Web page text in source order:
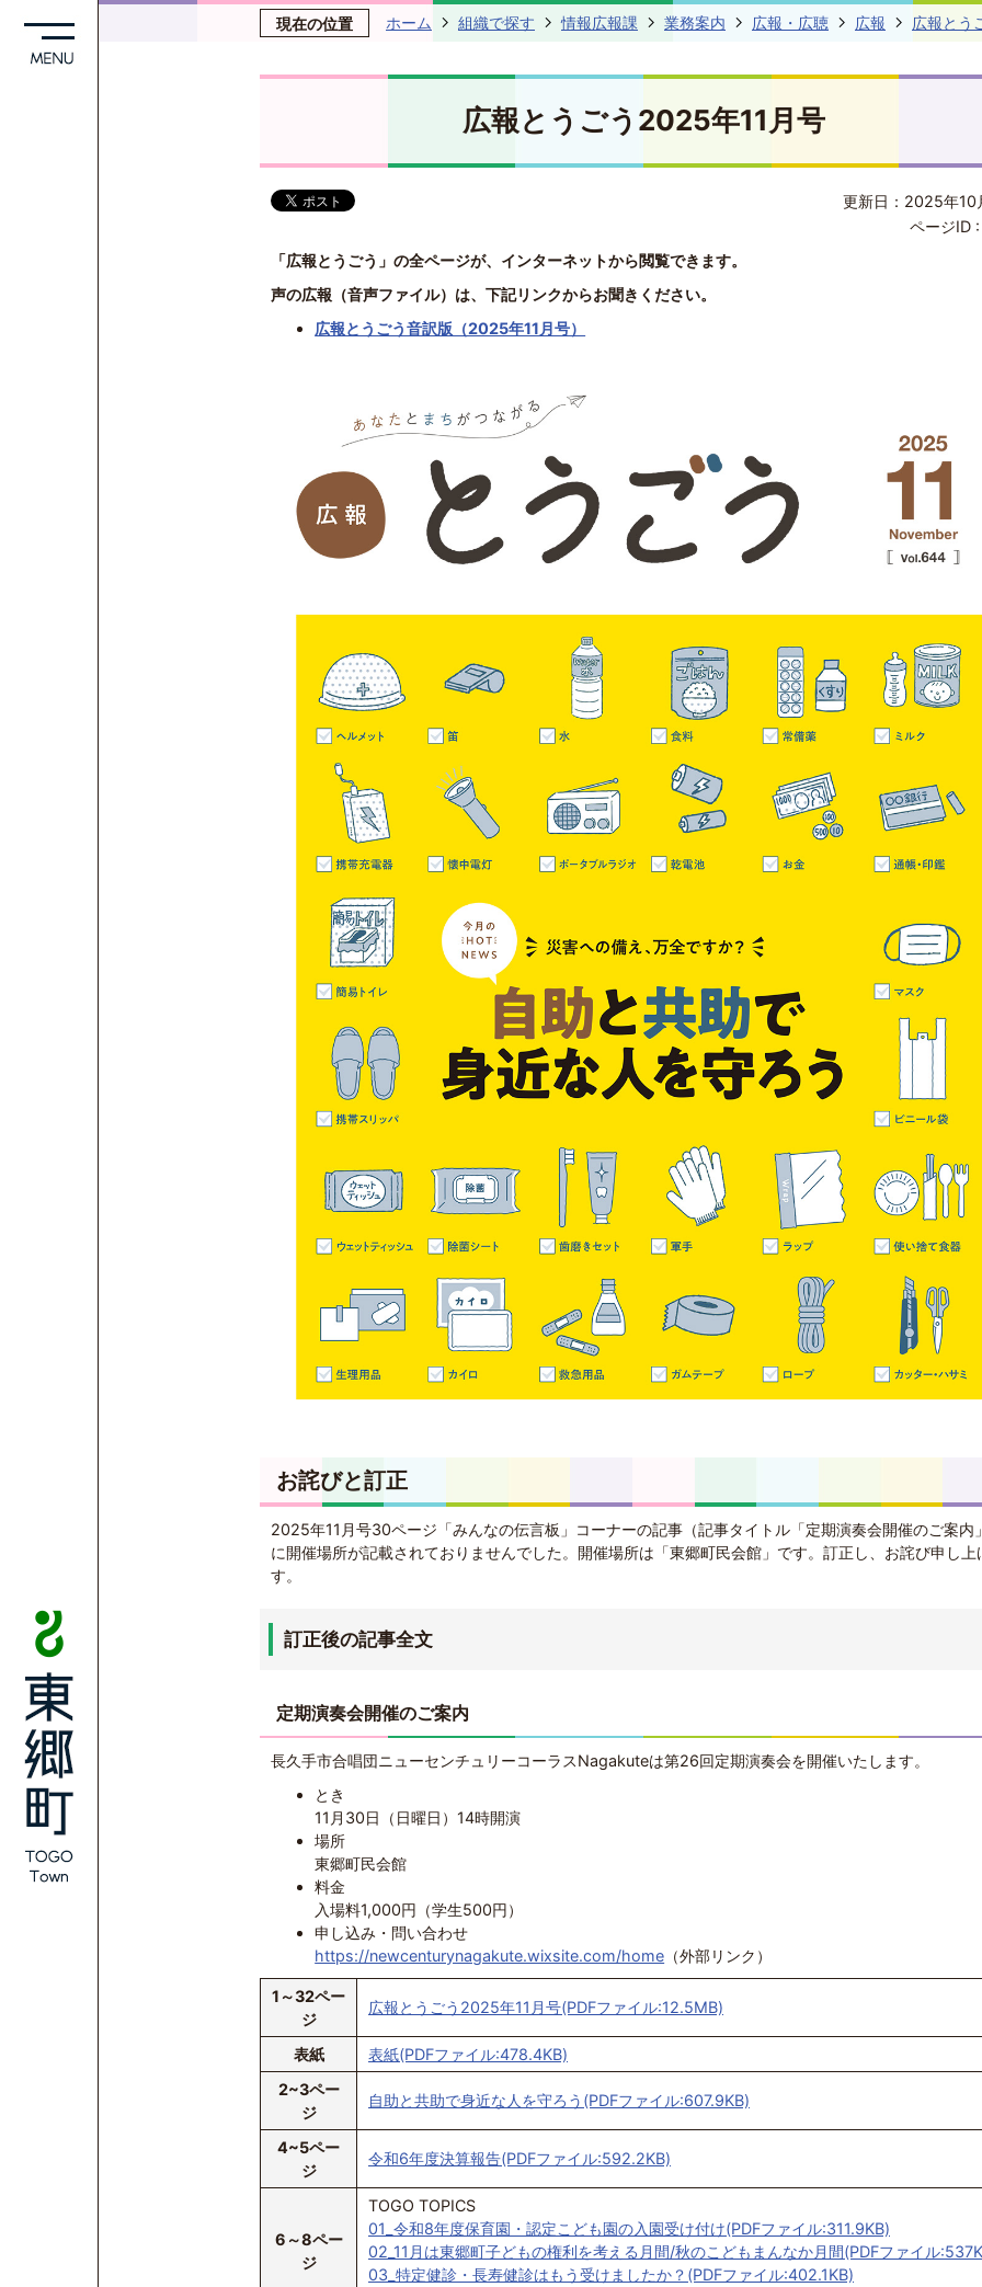
現在の位置 ホーム 組織で探す 情報広報課 業務案内 広報・広聴 広報 広報とう
広報とうごう2025年11月号
更新日：2025年10
ページID
「広報とうごう」の全ページが、インターネットから閲覧できます。
声の広報（音声ファイル）は、下記リンクからお聞きください。
広報とうごう音訳版（2025年11月号）
お詫びと訂正
2025年11月号30ページ「みんなの伝言板」コーナーの記事（記事タイトル「定期演奏会開催のご案内
に開催場所が記載されておりませんでした。開催場所は「東郷町民会館」です。訂正し、お詫び申し上
す。
訂正後の記事全文
定期演奏会開催のご案内
長久手市合唱団ニューセンチュリーコーラスNagakuteは第26回定期演奏会を開催いたします。
とき
11月30日（日曜日）14時開演
場所
東郷町民会館
料金
入場料1,000円（学生500円）
申し込み・問い合わせ
https://newcenturynagakute.wixsite.com/home （外部リンク）
1～32ペー
ジ
広報とうごう2025年11月号(PDFファイル:12.5MB)
表紙
表紙(PDFファイル:478.4KB)
2~3ペー
ジ
自助と共助で身近な人を守ろう(PDFファイル:607.9KB)
4~5ペー
ジ
令和6年度決算報告(PDFファイル:592.2KB)
6～8ペー
ジ
TOGO TOPICS
01_令和8年度保育園・認定こども園の入園受け付け(PDFファイル:311.9KB)
02_11月は東郷町子どもの権利を考える月間/秋のこどもまんなか月間(PDFファイル
03_特定健診・長寿健診はもう受けましたか？(PDFファイル:402.1KB)